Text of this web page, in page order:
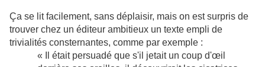
Ça se lit facilement, sans déplaisir, mais on est surpris de
trouver chez un éditeur ambitieux un texte empli de
trivialités consternantes, comme par exemple :
« Il était persuadé que s'il jetait un coup d'œil